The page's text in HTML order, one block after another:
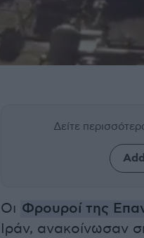
Δείτε
Οι Φρουροί της
Ιράν, ανακοίνωσαν